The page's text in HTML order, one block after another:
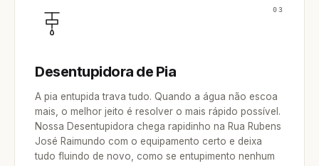
03
Desentupidora de Pia
A pia entupida trava tudo. Quando a água não escoa
mais, o melhor jeito é resolver o mais rápido possível.
Nossa Desentupidora chega rapidinho na Rua Rubens
José Raimundo com o equipamento certo e deixa
tudo fluindo de novo, como se entupimento nenhum